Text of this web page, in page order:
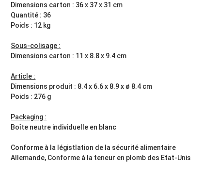
Dimensions carton : 36 x 37 x 31 cm
Quantité : 36
Poids : 12 kg
Sous-colisage :
Dimensions carton : 11 x 8.8 x 9.4 cm
Article :
Dimensions produit : 8.4 x 6.6 x 8.9 x ø 8.4 cm
Poids : 276 g
Packaging :
Boîte neutre individuelle en blanc
Conforme à la légistlation de la sécurité alimentaire
Allemande, Conforme à la teneur en plomb des Etat-Unis